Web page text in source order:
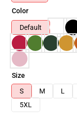
Color
Default
Size
S
M L
5XL